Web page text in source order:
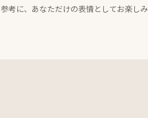
参考に、あなただけの表情としてお楽しみ